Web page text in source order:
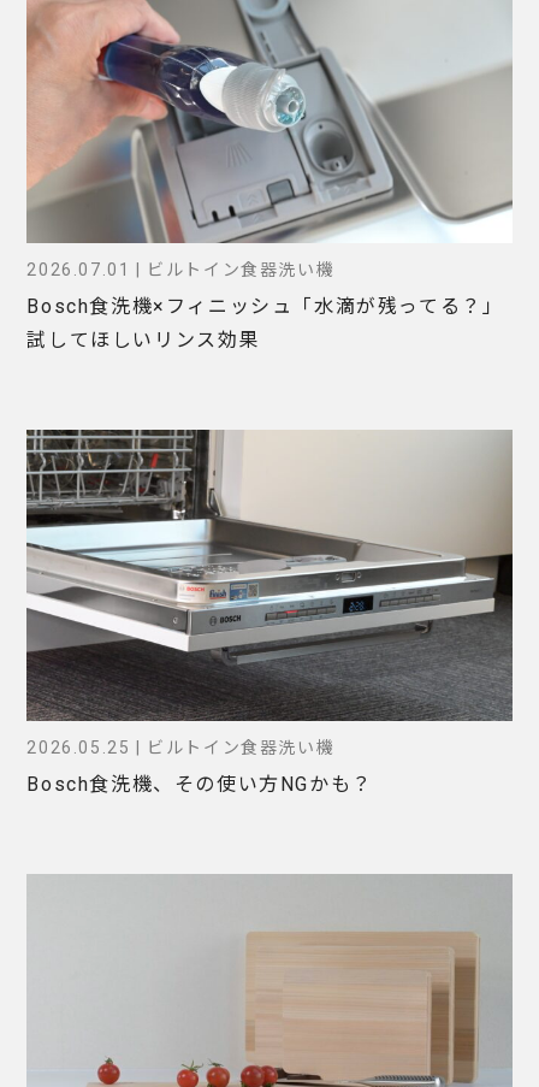
2026.07.01 | ビルトイン食器洗い機
Bosch食洗機×フィニッシュ「水滴が残ってる？」
試してほしいリンス効果
2026.05.25 | ビルトイン食器洗い機
Bosch食洗機、その使い方NGかも？